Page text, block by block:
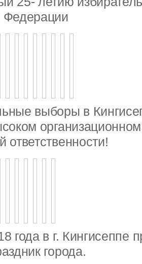
Федерации
выборы в
ответственности!
года в г. Кингисеппе
города.